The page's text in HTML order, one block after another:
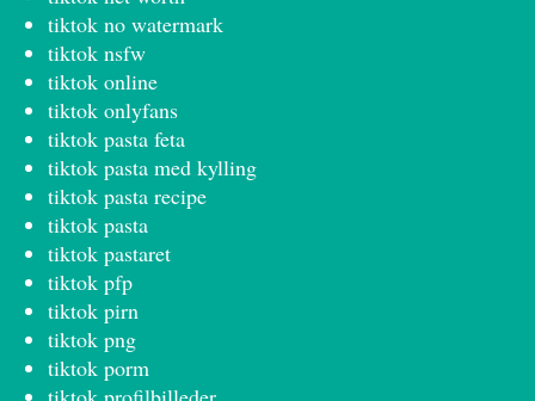
tiktok no watermark
tiktok nsfw
tiktok online
tiktok onlyfans
tiktok pasta feta
tiktok pasta med kylling
tiktok pasta recipe
tiktok pasta
tiktok pastaret
tiktok pfp
tiktok pirn
tiktok png
tiktok porm